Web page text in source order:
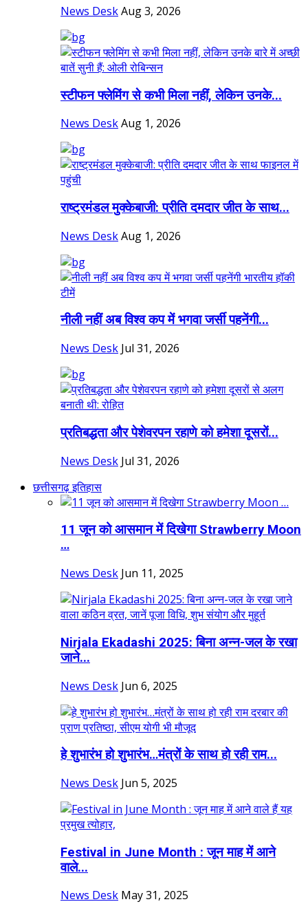
News DeskAug 3, 2026
स्टीफन फ्लेमिंग से कभी मिला नहीं, लेकिन उनके...
News DeskAug 1, 2026
राष्ट्रमंडल मुक्केबाजी: प्रीति दमदार जीत के साथ...
News DeskAug 1, 2026
नीली नहीं अब विश्व कप में भगवा जर्सी पहनेंगी...
News Desk Jul 31, 2026
प्रतिबद्धता और पेशेवरपन रहाणे को हमेशा दूसरों...
News Desk Jul 31, 2026
छत्तीसगढ़ इतिहास
11 जून को आसमान में दिखेगा Strawberry Moon
…
News Desk Jun 11, 2025
Nirjala Ekadashi 2025: बिना अन्न-जल के रखा
जाने...
News Desk Jun 6, 2025
हे शुभारंभ हो शुभारंभ…मंत्रों के साथ हो रही राम...
News Desk Jun 5, 2025
Festival in June Month : जून माह में आने
वाले...
News Desk May 31, 2025